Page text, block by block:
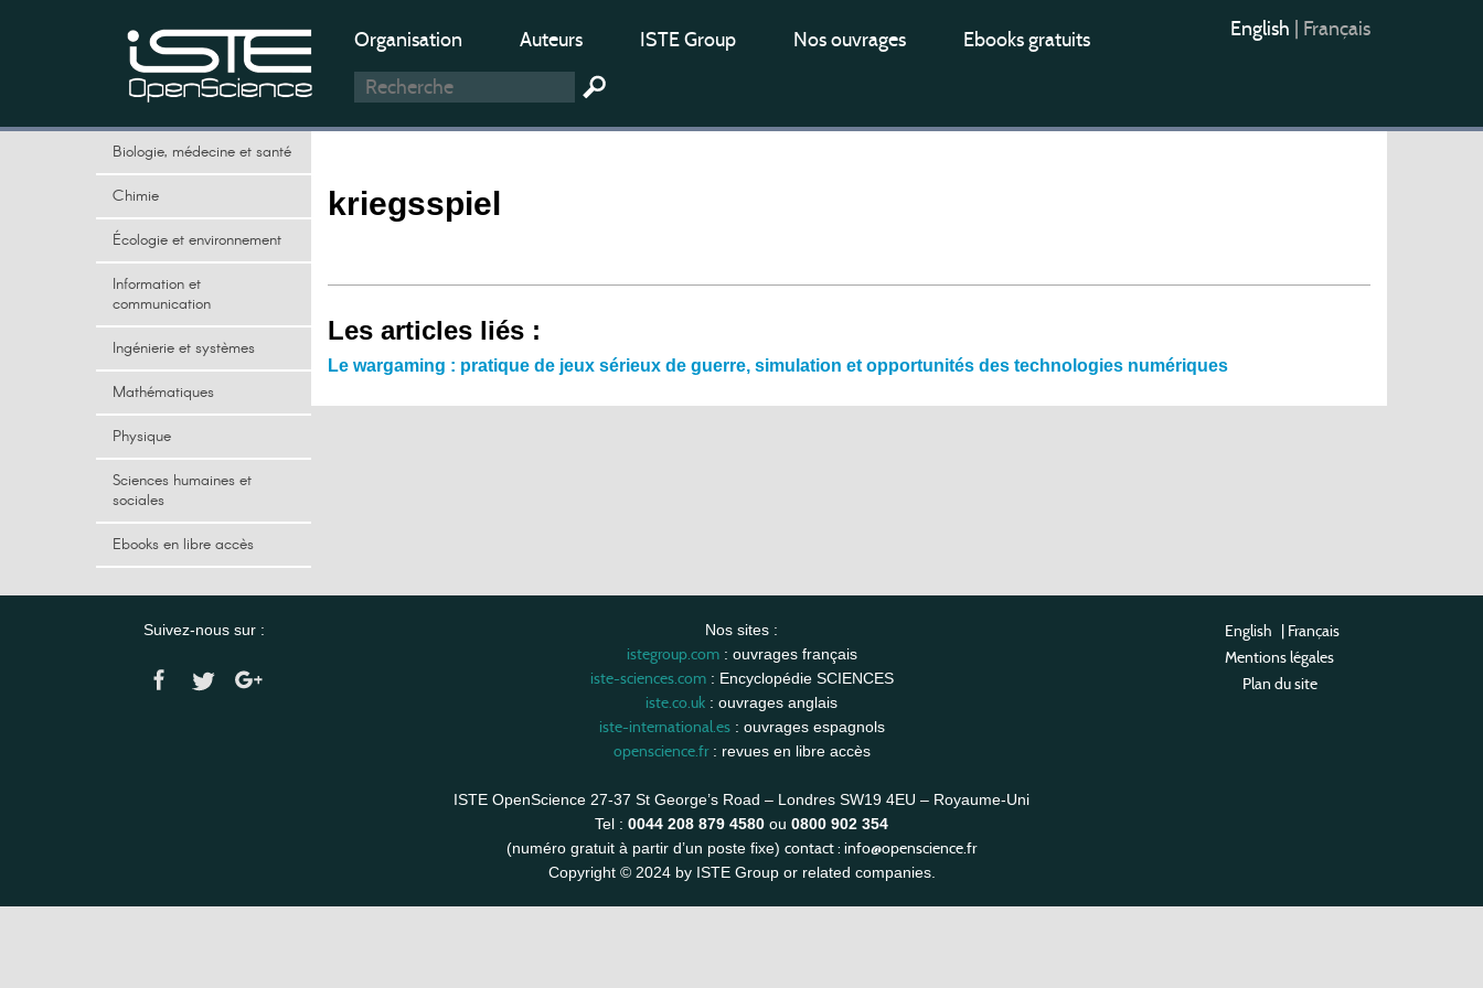
Organisation Auteurs ISTE Group Nos ouvrages Ebooks gratuits English Français
Biologie, médecine et santé
Chimie
Écologie et environnement
Information et
communication
Ingénierie et systèmes
Mathématiques
Physique
Sciences humaines et
sociales
Ebooks en libre accès
kriegsspiel
Les articles liés :
Le wargaming : pratique de jeux sérieux de guerre, simulation et opportunités des technologies numériques
Suivez-nous sur : Nos sites :
istegroup.com: ouvrages français
iste-sciences.com: Encyclopédie SCIENCES
iste.co.uk : ouvrages anglais
iste-international.es: ouvrages espagnols
openscience.fr: revues en libre accès
ISTE OpenScience 27-37 St George’s Road – Londres SW19 4EU – Royaume-Uni
Tel : 0044 208 879 4580 ou 0800 902 354
(numéro gratuit à partir d’un poste fixe) contact : info@openscience.fr
Copyright © 2024 by ISTE Group or related companies.
English | Français
Mentions légales
Plan du site